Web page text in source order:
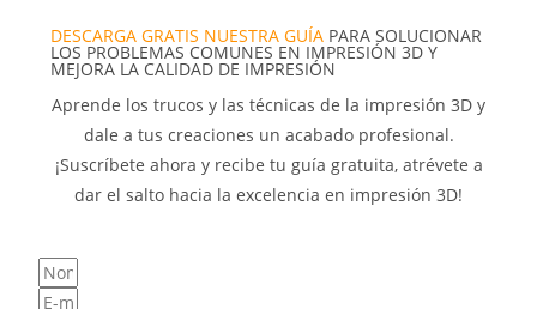
DESCARGA GRATIS NUESTRA GUÍA PARA SOLUCIONAR
LOS PROBLEMAS COMUNES EN IMPRESIÓN 3D Y
MEJORA LA CALIDAD DE IMPRESIÓN
Aprende los trucos y las técnicas de la impresión 3D y
dale a tus creaciones un acabado profesional.
¡Suscríbete ahora y recibe tu guía gratuita, atrévete a
dar el salto hacia la excelencia en impresión 3D!